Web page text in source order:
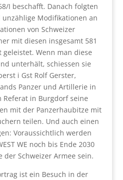
I beschafft. Danach folgten
Modifikationen an
von Schweizer
mit diesen insgesamt 581
Wenn man diese
unterhält, schiessen sie
i Gst Rolf Gerster,
Panzer und Artillerie in
in Burgdorf seine
mit der Panzerhaubitze mit
teilen. Und auch einen
Voraussichtlich werden
WE noch bis Ende 2030
der Schweizer Armee sein.
ist ein Besuch in der